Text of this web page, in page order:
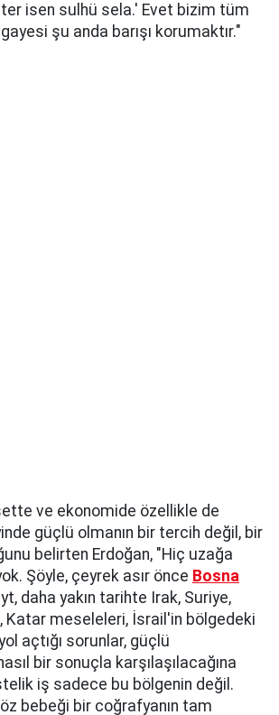
isen sulhü sela.' Evet bizim tüm
gayesi şu anda barışı korumaktır."
ve ekonomide özellikle de
güçlü olmanın bir tercih değil, bir
belirten Erdoğan, "Hiç uzağa
Şöyle, çeyrek asır önce Bosna
daha yakın tarihte Irak, Suriye,
Katar meseleleri, İsrail'in bölgedeki
yol açtığı sorunlar, güçlü
bir sonuçla karşılaşılacağına
iş sadece bu bölgenin değil.
bebeği bir coğrafyanın tam